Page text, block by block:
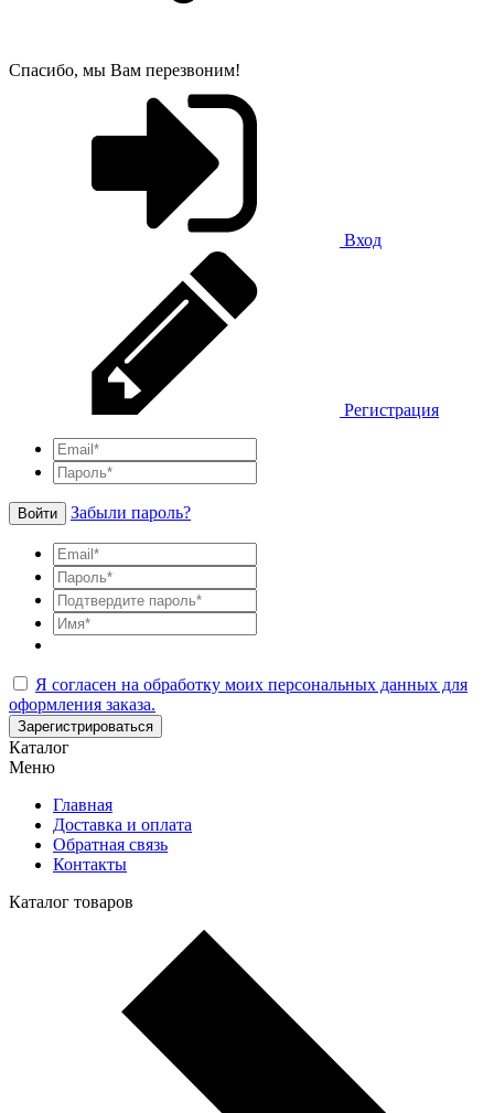
Спасибо, мы Вам перезвоним!
Вход
Регистрация
Войти Забыли пароль?
Я согласен на обработку моих персональных данных для
оформления заказа.
Зарегистрироваться
Каталог
Меню
Главная
Доставка и оплата
Обратная связь
Контакты
Каталог товаров